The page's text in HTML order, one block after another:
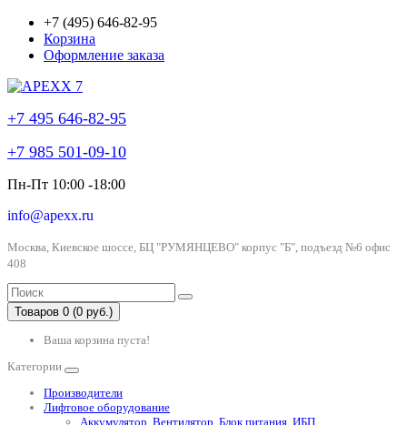
+7 (495) 646-82-95
Корзина
Оформление заказа
+7 495 646-82-95
+7 985 501-09-10
Пн-Пт 10:00 -18:00
info@apexx.ru
Москва, Киевское шоссе, БЦ "РУМЯНЦЕВО" корпус "Б", подъезд №6 офис
408
Товаров 0 (0 руб.)
Ваша корзина пуста!
Категории
Производители
Лифтовое оборудование
Аккумулятор, Вентилятор, Блок питания, ИБП